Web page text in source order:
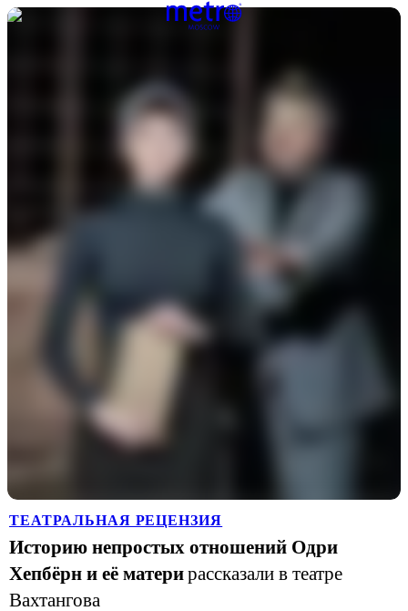
ТЕАТРАЛЬНАЯ РЕЦЕНЗИЯ
Историю непростых отношений Одри
Хепбёрн и её материрассказали в театре
Вахтангова